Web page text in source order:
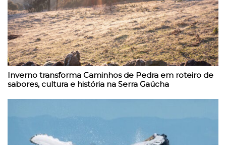
Inverno transforma Caminhos de Pedra em roteiro de
sabores, cultura e história na Serra Gaúcha